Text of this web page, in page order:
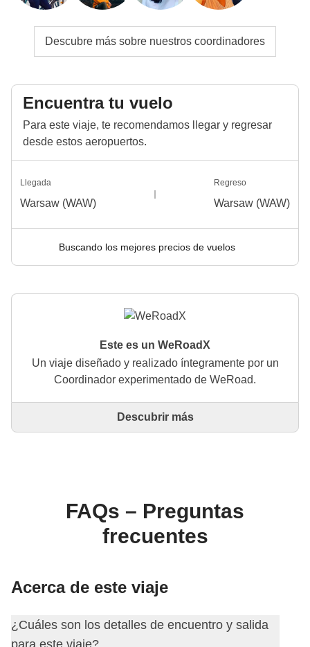
Descubre más sobre nuestros coordinadores
Encuentra tu vuelo
Para este viaje, te recomendamos llegar y regresar
desde estos aeropuertos.
Llegada
Warsaw (WAW)
Regreso
Warsaw (WAW)
Buscando los mejores precios de vuelos
Este es un WeRoadX
Un viaje diseñado y realizado íntegramente por un
Coordinador experimentado de WeRoad.
Este es un viaje diseñado y realizado íntegramente
WeRoad puedes reservar el viaje y gestionarlo en tu
área personal, como cualquier otro WeRoad.
Descubrir más
FAQs – Preguntas
frecuentes
Acerca de este viaje
¿Cuáles son los detalles de encuentro y salida
para este viaje?